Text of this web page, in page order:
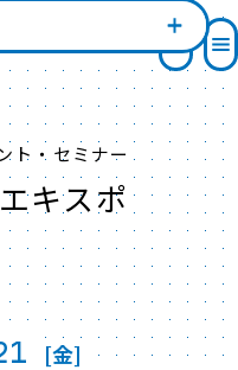
ト・セミナー
キスポ
[金]